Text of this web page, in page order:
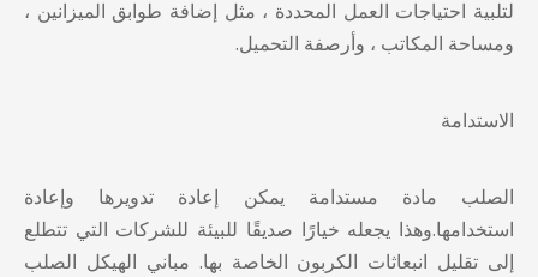
لتلبية احتياجات العمل المحددة ، مثل إضافة طوابق الميزانين ،
ومساحة المكاتب ، وأرصفة التحميل.
الاستدامة
الصلب مادة مستدامة يمكن إعادة تدويرها وإعادة
استخدامها.وهذا يجعله خيارًا صديقًا للبيئة للشركات التي تتطلع
إلى تقليل انبعاثات الكربون الخاصة بها. مباني الهيكل الصلب